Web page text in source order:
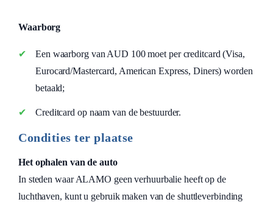
Waarborg
Een waarborg van AUD 100 moet per creditcard (Visa,
Eurocard/Mastercard, American Express, Diners) worden
betaald;
Creditcard op naam van de bestuurder.
Condities ter plaatse
Het ophalen van de auto
In steden waar ALAMO geen verhuurbalie heeft op de
luchthaven, kunt u gebruik maken van de shuttleverbinding